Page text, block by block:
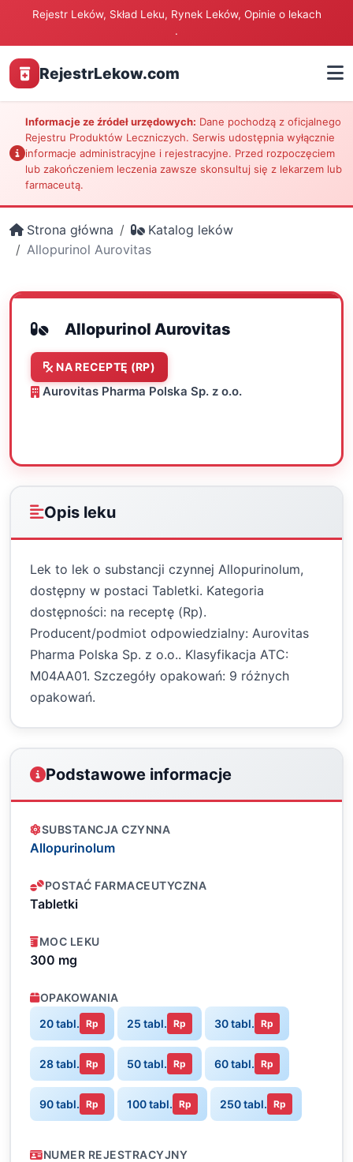
Rejestr Leków, Skład Leku, Rynek Leków, Opinie o lekach
.
RejestrLekow.com
Informacje ze źródeł urzędowych: Dane pochodzą z oficjalnego
Rejestru Produktów Leczniczych. Serwis udostępnia wyłącznie
informacje administracyjne i rejestracyjne. Przed rozpoczęciem
lub zakończeniem leczenia zawsze skonsultuj się z lekarzem lub
farmaceutą.
Strona główna
Katalog leków
Allopurinol Aurovitas
Allopurinol Aurovitas
NA RECEPTĘ (RP)
Aurovitas Pharma Polska Sp. z o.o.
Opis leku
Lek to lek o substancji czynnej Allopurinolum,
dostępny w postaci Tabletki. Kategoria
dostępności: na receptę (Rp).
Producent/podmiot odpowiedzialny: Aurovitas
Pharma Polska Sp. z o.o.. Klasyfikacja ATC:
M04AA01. Szczegóły opakowań: 9 różnych
opakowań.
Podstawowe informacje
SUBSTANCJA CZYNNA
Allopurinolum
POSTAĆ FARMACEUTYCZNA
Tabletki
MOC LEKU
300 mg
OPAKOWANIA
20 tabl. Rp 25 tabl. Rp 30 tabl. Rp
28 tabl. Rp 50 tabl. Rp 60 tabl. Rp
90 tabl. Rp 100 tabl. Rp 250 tabl. Rp
NUMER REJESTRACYJNY